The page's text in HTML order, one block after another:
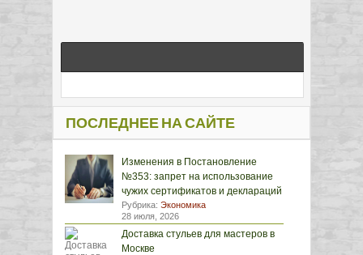
ПОСЛЕДНЕЕ НА САЙТЕ
Изменения в Постановление
№353: запрет на использование
чужих сертификатов и деклараций
Рубрика: Экономика
28 июля, 2026
Доставка стульев для мастеров в
Москве